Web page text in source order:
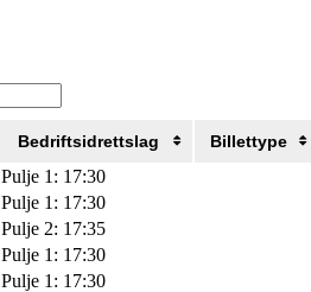
Bedriftsidrettslag Billettype
Pulje 1: 17:30
Pulje 1: 17:30
Pulje 2: 17:35
Pulje 1: 17:30
Pulje 1: 17:30